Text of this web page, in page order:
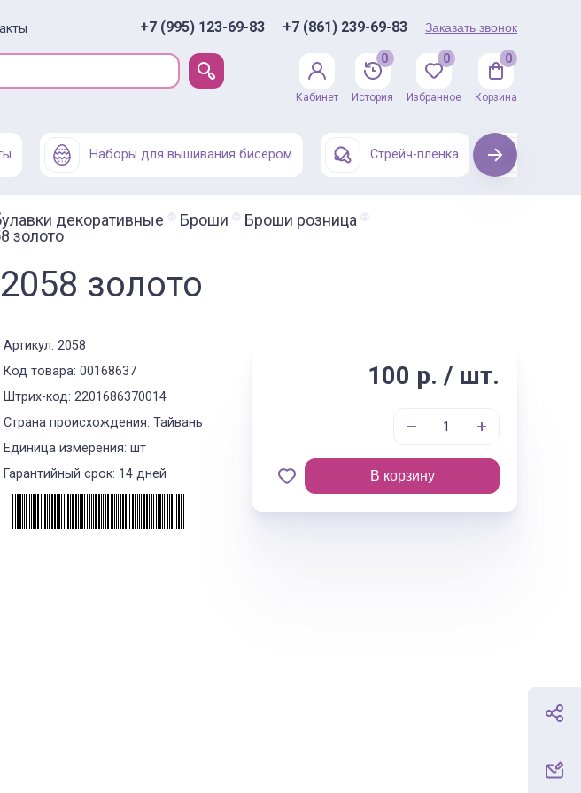
+7 (995) 123-69-83 +7 (861) 239-69-83 Заказать звонок
Кабинет
0
История
0
Избранное
0
Корзина
Наборы для вышивания бисером Стрейч-пленка Next
декоративные Броши
Броши розница
золото
золото
Артикул: 2058
Код товара: 00168637
Штрих-код: 2201686370014
Страна происхождения: Тайвань
Единица измерения: шт
Гарантийный срок: 14 дней
100 р. / шт.
В корзину